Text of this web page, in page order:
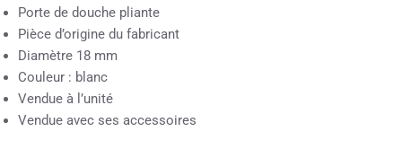
Porte de douche pliante
Pièce d’origine du fabricant
Diamètre 18 mm
Couleur : blanc
Vendue à l’unité
Vendue avec ses accessoires